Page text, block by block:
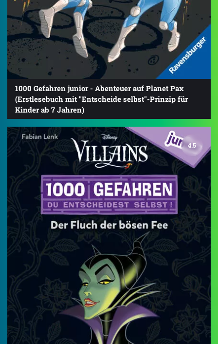
1000 Gefahren junior - Abenteuer auf Planet Pax
(Erstlesebuch mit "Entscheide selbst"-Prinzip für
Kinder ab 7 Jahren)
4.5